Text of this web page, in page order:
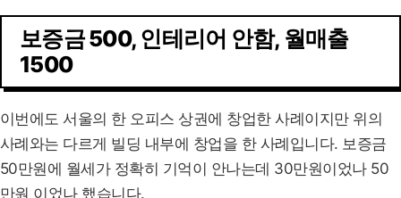
보증금 500, 인테리어 안함, 월매출
1500
이번에도 서울의 한 오피스 상권에 창업한 사례이지만 위의
사례와는 다르게 빌딩 내부에 창업을 한 사례입니다. 보증금
50만원에 월세가 정확히 기억이 안나는데 30만원이었나 50
만원 이었나 했습니다.